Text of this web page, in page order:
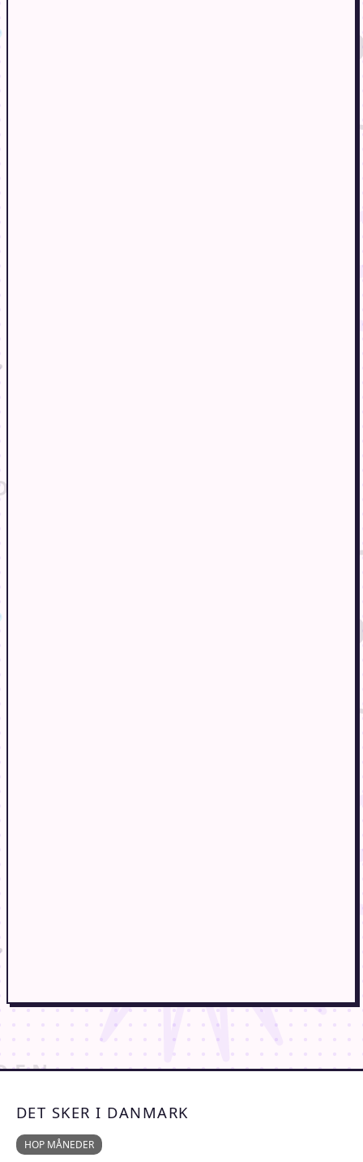
DET SKER I DANMARK
HOP MÅNEDER